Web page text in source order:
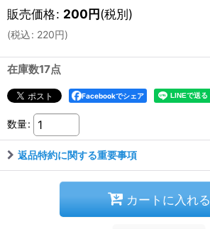
販売価格: 200円(税別)
(税込: 220円)
在庫数17点
Facebookでシェア
数量:
返品特約に関する重要事項
カートに入れる